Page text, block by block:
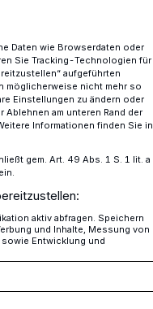
Daten wie Browserdaten oder
Sie Tracking-Technologien für
aufgeführten
möglicherweise nicht mehr so
Einstellungen zu ändern oder
am unteren Rand der
Informationen finden Sie in
gem. Art. 49 Abs. 1 S. 1 lit. a
aktiv abfragen. Speichern
und Inhalte, Messung von
Entwicklung und